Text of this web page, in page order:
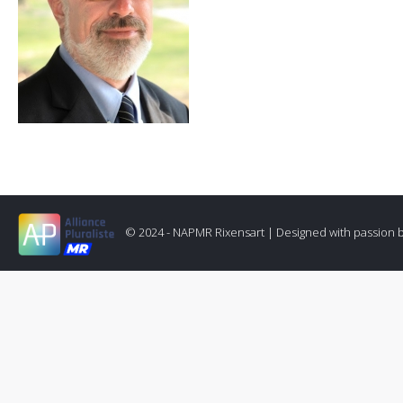
© 2024 - NAPMR Rixensart | Designed with passion